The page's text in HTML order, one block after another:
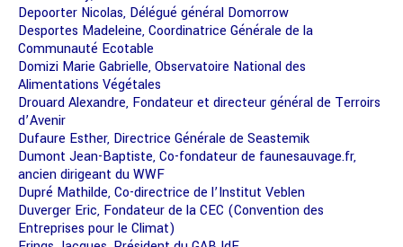
Depoorter Nicolas, Délégué général Domorrow
Desportes Madeleine, Coordinatrice Générale de la
Communauté Ecotable
Domizi Marie Gabrielle, Observatoire National des
Alimentations Végétales
Drouard Alexandre, Fondateur et directeur général de Terroirs
d’Avenir
Dufaure Esther, Directrice Générale de Seastemik
Dumont Jean-Baptiste, Co-fondateur de faunesauvage.fr,
ancien dirigeant du WWF
Dupré Mathilde, Co-directrice de l’Institut Veblen
Duverger Eric, Fondateur de la CEC (Convention des
Entreprises pour le Climat)